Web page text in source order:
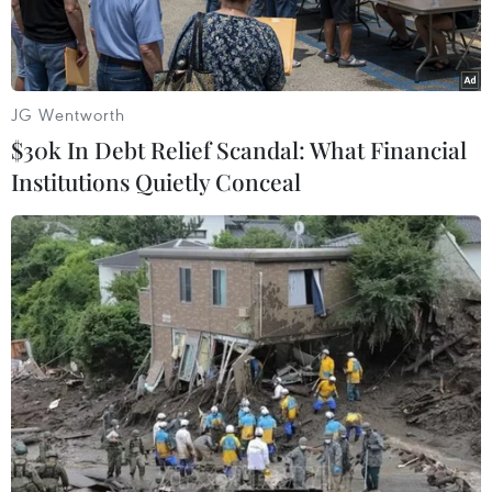
Tổng thống Nga Vladimir Putin. (Ảnh: THX/TTXVN)
Reuters đưa tin, Tổng thống Nga Vladimir Putin
ngày 12/9 đã kêu gọi thực hiện các nỗ lực mới
nhằm tăng cường hợp tác với Trung Quốc và các
nước cộng hòa thuộc Liên Xô trước đây tại khu
vực Trung Á sau khi Liên minh chấu Âu (EU)
JG Wentworth
$30k In Debt Relief Scandal: What Financial
Institutions Quietly Conceal